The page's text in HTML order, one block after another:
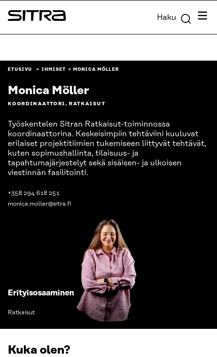
Siirry
suoraan
Sitra Haku
ETUSIVU IHMISET MONICA MÖLLER
Monica Möller
KOORDINAATTORI, RATKAISUT
Työskentelen Sitran Ratkaisut-toiminnossa
koordinaattorina. Keskeisimpiin tehtäviini kuuluvat
erilaiset projektitiimien tukemiseen liittyvät tehtävät,
kuten sopimushallinta, tilaisuus- ja
tapahtumajärjestelyt sekä sisäisen- ja ulkoisen
viestinnän fasilitointi.
+358 294 618 251
monica.moller@sitra.fi
Erityisosaaminen
Ratkaisut
Kuka olen?